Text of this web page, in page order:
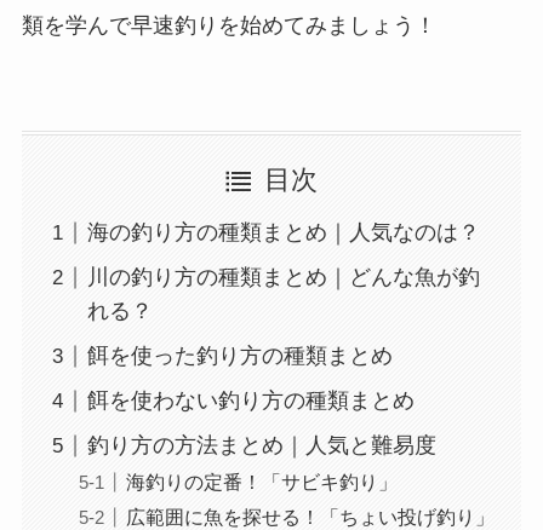
類を学んで早速釣りを始めてみましょう！
目次
海の釣り方の種類まとめ｜人気なのは？
川の釣り方の種類まとめ｜どんな魚が釣
れる？
餌を使った釣り方の種類まとめ
餌を使わない釣り方の種類まとめ
釣り方の方法まとめ｜人気と難易度
海釣りの定番！「サビキ釣り」
広範囲に魚を探せる！「ちょい投げ釣り」